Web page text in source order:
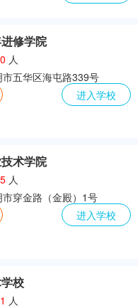
修学院
人
五华区海屯路339号
进入学校
术学院
人
穿金路（金殿）1号
进入学校
校
人